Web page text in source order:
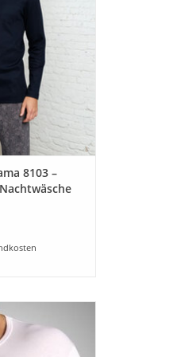
8103 –
1/2 Arm - Feinste
Novila - Sehr
und Top